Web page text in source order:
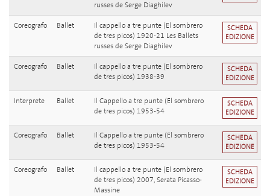
russes de Serge Diaghilev
Coreografo Ballet
Il cappello a tre punte (El sombrero
de tres picos) 1920-21 Les Ballets
russes de Serge Diaghilev
SCHEDA
EDIZIONE
Coreografo Ballet
Il cappello a tre punte (El sombrero
de tres picos) 1938-39
SCHEDA
EDIZIONE
Interprete Ballet
Il Cappello a tre punte (El sombrero
de tres picos) 1953-54
SCHEDA
EDIZIONE
Coreografo Ballet
Il Cappello a tre punte (El sombrero
de tres picos) 1953-54
SCHEDA
EDIZIONE
Coreografo Ballet
Il cappello a tre punte (El sombrero
de tres picos) 2007, Serata Picasso-
Massine
SCHEDA
EDIZIONE